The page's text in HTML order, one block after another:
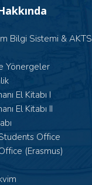
Bilgi Sistemi & AKTS
Yönergeler
El Kitabı I
El Kitabı II
Office
(Erasmus)